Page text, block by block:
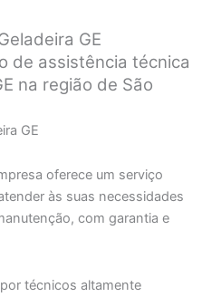
GE
de assistência técnica
na região de São
GE
oferece um serviço
às suas necessidades
com garantia e
técnicos altamente